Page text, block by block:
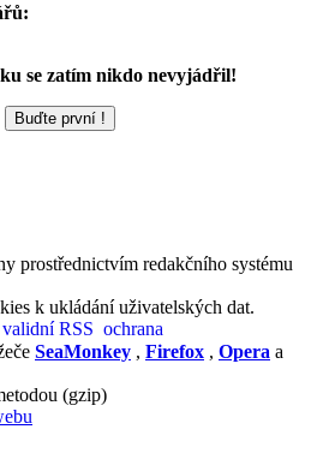
se zatím nikdo nevyjádřil!
prostřednictvím redakčního systému
k ukládání uživatelských dat.
SeaMonkey , Firefox , Opera a
(gzip)